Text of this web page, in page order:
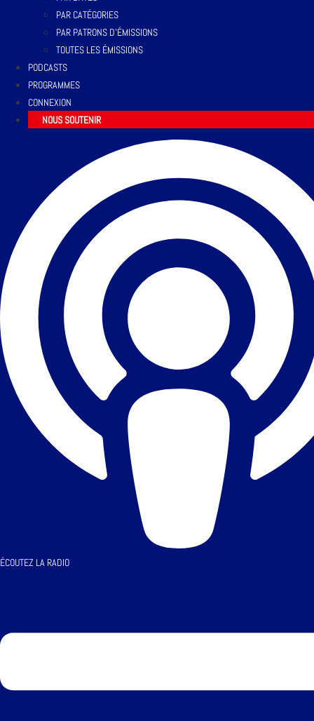
PAR CATÉGORIES
PAR PATRONS D’ÉMISSIONS
TOUTES LES ÉMISSIONS
PODCASTS
PROGRAMMES
CONNEXION
NOUS SOUTENIR
ÉCOUTEZ LA RADIO